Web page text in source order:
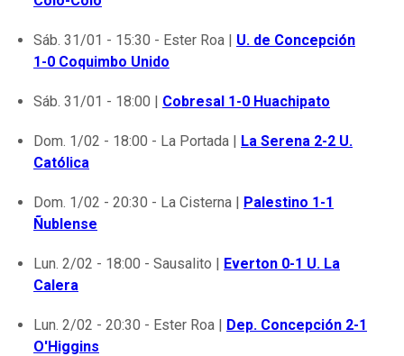
Sáb. 31/01 - 15:30 - Ester Roa | U. de Concepción
1-0 Coquimbo Unido
Sáb. 31/01 - 18:00 | Cobresal 1-0 Huachipato
Dom. 1/02 - 18:00 - La Portada | La Serena 2-2 U.
Católica
Dom. 1/02 - 20:30 - La Cisterna | Palestino 1-1
Ñublense
Lun. 2/02 - 18:00 - Sausalito | Everton 0-1 U. La
Calera
Lun. 2/02 - 20:30 - Ester Roa | Dep. Concepción 2-1
O'Higgins